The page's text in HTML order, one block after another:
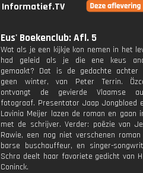
Informatief.TV
Eus' Boekenclub: Afl. 5
Wat als je een kijkje kon nemen in het
had geleid als je die ene keus
gemaakt? Dat is de gedachte achter
geen winter, van Peter Terrin.
ontvangt de gevierde Vlaamse
fotograaf. Presentator Jaap Jongbloed
Lavinia Meijer lazen de roman en gaan
met de schrijver. Verder: poëzie van
Rawie, een nog niet verschenen
barse buschauffeur, en singer-
Schra deelt haar favoriete gedicht van
Coninck.